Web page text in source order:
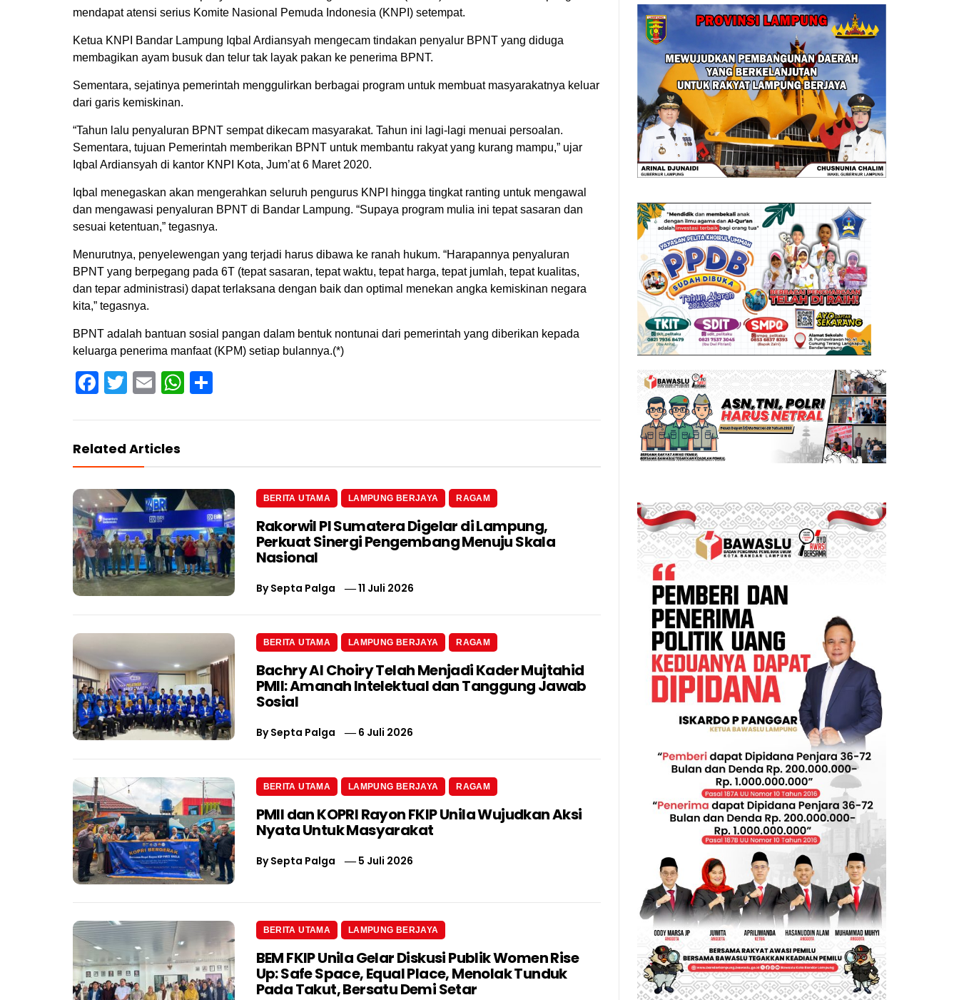
mendapat atensi serius Komite Nasional Pemuda Indonesia (KNPI) setempat.
Ketua KNPI Bandar Lampung Iqbal Ardiansyah mengecam tindakan penyalur BPNT yang diduga
membagikan ayam busuk dan telur tak layak pakan ke penerima BPNT.
Sementara, sejatinya pemerintah menggulirkan berbagai program untuk membuat masyarakatnya keluar
dari garis kemiskinan.
“Tahun lalu penyaluran BPNT sempat dikecam masyarakat. Tahun ini lagi-lagi menuai persoalan.
Sementara, tujuan Pemerintah memberikan BPNT untuk membantu rakyat yang kurang mampu,” ujar
Iqbal Ardiansyah di kantor KNPI Kota, Jum’at 6 Maret 2020.
Iqbal menegaskan akan mengerahkan seluruh pengurus KNPI hingga tingkat ranting untuk mengawal
dan mengawasi penyaluran BPNT di Bandar Lampung. “Supaya program mulia ini tepat sasaran dan
sesuai ketentuan,” tegasnya.
Menurutnya, penyelewengan yang terjadi harus dibawa ke ranah hukum. “Harapannya penyaluran
BPNT yang berpegang pada 6T (tepat sasaran, tepat waktu, tepat harga, tepat jumlah, tepat kualitas,
dan tepar administrasi) dapat terlaksana dengan baik dan optimal menekan angka kemiskinan negara
kita,” tegasnya.
BPNT adalah bantuan sosial pangan dalam bentuk nontunai dari pemerintah yang diberikan kepada
keluarga penerima manfaat (KPM) setiap bulannya.(*)
Facebook
TwitterEmailWhatsApp
Related Articles
BERITA UTAMA LAMPUNG BERJAYA RAGAM
Rakorwil PI Sumatera Digelar di Lampung,
Perkuat Sinergi Pengembang Menuju Skala
Nasional
BySepta Palga 11 Juli 2026
BERITA UTAMA LAMPUNG BERJAYA RAGAM
Bachry Al Choiry Telah Menjadi Kader Mujtahid
PMII: Amanah Intelektual dan Tanggung Jawab
Sosial
BySepta Palga 6 Juli 2026
BERITA UTAMA LAMPUNG BERJAYA RAGAM
PMII dan KOPRI Rayon FKIP Unila Wujudkan Aksi
Nyata Untuk Masyarakat
BySepta Palga 5 Juli 2026
BERITA UTAMA LAMPUNG BERJAYA
BEM FKIP Unila Gelar Diskusi Publik Women Rise
Up: Safe Space, Equal Place, Menolak Tunduk
Pada Takut, Bersatu Demi Setar